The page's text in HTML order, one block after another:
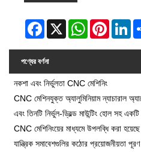
Facebook
X WhatsAppPinterest
পণ্যের বর্ণনা
নকশা এবং নির্ভুলতা CNC মেশিনিং
CNC মেশিনযুক্ত অ্যালুমিনিয়াম ন্যাচারাল
এবং তিনটি নির্ভুল-ড্রিল্ড মাউন্টিং হোল সহ
CNC মেশিনিংয়ের মাধ্যমে উপলব্ধি করা
যান্ত্রিক সমাবেশগুলির কঠোর প্রয়োজনীয়তা